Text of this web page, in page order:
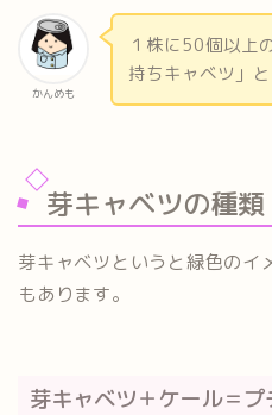
かんめも
１株に50個以上
持ちキャベツ」
芽キャベツの種類
芽キャベツというと緑色のイ
もあります。
芽キャベツ＋ケール＝